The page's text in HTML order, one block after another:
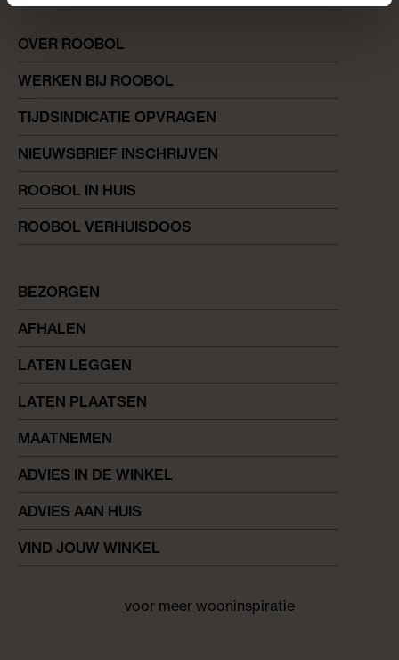
OVER ROOBOL
WERKEN BIJ ROOBOL
TIJDSINDICATIE OPVRAGEN
NIEUWSBRIEF INSCHRIJVEN
ROOBOL IN HUIS
ROOBOL VERHUISDOOS
BEZORGEN
AFHALEN
LATEN LEGGEN
LATEN PLAATSEN
MAATNEMEN
ADVIES IN DE WINKEL
ADVIES AAN HUIS
VIND JOUW WINKEL
voor meer wooninspiratie